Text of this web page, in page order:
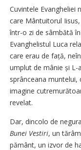
Cuvintele Evangheliei
care Mântuitorul
într-o zi de sâmbătă
Evanghelistul Luca
care erau de față,
umplut de mânie și L-
sprânceana muntelui,
imagine
revelat.
Dar, dincolo de
Bunei Vestiri, un
pământ, un izvor de